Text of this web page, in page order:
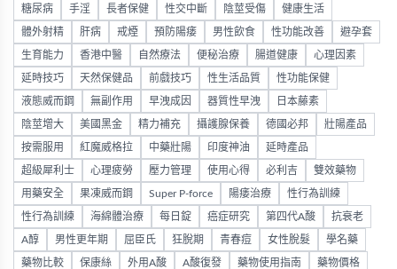
糖尿病 手淫 長者保健 性交中斷 陰莖受傷 健康生活
體外射精 肝病 戒煙 預防陽痿 男性飲食 性功能改善 避孕套
生育能力 香港中醫 自然療法 便秘治療 腸道健康 心理因素
延時技巧 天然保健品 前戲技巧 性生活品質 性功能保健
液態威而鋼 無副作用 早洩成因 器質性早洩 日本藤素
陰莖增大 美國黑金 精力補充 攝護腺保養 德國必邦 壯陽產品
按需服用 紅魔威格拉 中藥壯陽 印度神油 延時產品
超級犀利士 心理疲勞 壓力管理 使用心得 必利吉 雙效藥物
用藥安全 果凍威而鋼 Super P-force 陽痿治療 性行為訓練
性行為訓練 海綿體治療 每日錠 癌症研究 第四代A酸 抗衰老
A醇 男性更年期 屈臣氏 狂脫期 青春痘 女性脫髮 學名藥
藥物比較 保康絲 外用A酸 A酸復發 藥物使用指南 藥物價格